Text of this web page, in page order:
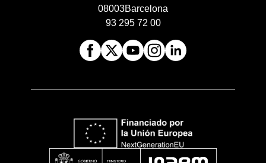
08003Barcelona
93 295 72 00